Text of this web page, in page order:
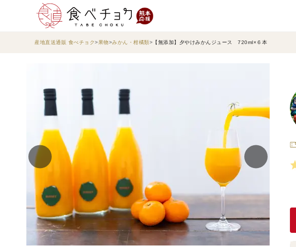
産地直送通販 食べチョク 果物 みかん・柑橘類 【無添加】夕やけみかんジュース 720ml×６本